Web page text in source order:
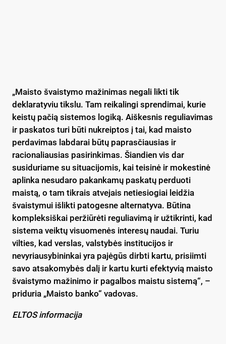
„Maisto švaistymo mažinimas negali likti tik
deklaratyviu tikslu. Tam reikalingi sprendimai, kurie
keistų pačią sistemos logiką. Aiškesnis reguliavimas
ir paskatos turi būti nukreiptos į tai, kad maisto
perdavimas labdarai būtų paprasčiausias ir
racionaliausias pasirinkimas. Šiandien vis dar
susiduriame su situacijomis, kai teisinė ir mokestinė
aplinka nesudaro pakankamų paskatų perduoti
maistą, o tam tikrais atvejais netiesiogiai leidžia
švaistymui išlikti patogesne alternatyva. Būtina
kompleksiškai peržiūrėti reguliavimą ir užtikrinti, kad
sistema veiktų visuomenės interesų naudai. Turiu
vilties, kad verslas, valstybės institucijos ir
nevyriausybininkai yra pajėgūs dirbti kartu, prisiimti
savo atsakomybės dalį ir kartu kurti efektyvią maisto
švaistymo mažinimo ir pagalbos maistu sistemą“, –
priduria „Maisto banko“ vadovas.
ELTOS informacija